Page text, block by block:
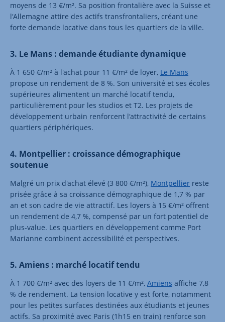
moyens de 13 €/m². Sa position frontalière avec la Suisse et
l'Allemagne attire des actifs transfrontaliers, créant une
forte demande locative dans tous les quartiers de la ville.
3. Le Mans : demande étudiante dynamique
À 1 650 €/m² à l'achat pour 11 €/m² de loyer, Le Mans
propose un rendement de 8 %. Son université et ses écoles
supérieures alimentent un marché locatif tendu,
particulièrement pour les studios et T2. Les projets de
développement urbain renforcent l'attractivité de certains
quartiers périphériques.
4. Montpellier : croissance démographique
soutenue
Malgré un prix d'achat élevé (3 800 €/m²), Montpellier reste
prisée grâce à sa croissance démographique de 1,7 % par
an et son cadre de vie attractif. Les loyers à 15 €/m² offrent
un rendement de 4,7 %, compensé par un fort potentiel de
plus-value. Les quartiers en développement comme Port
Marianne combinent accessibilité et perspectives.
5. Amiens : marché locatif tendu
À 1 700 €/m² avec des loyers de 11 €/m², Amiens affiche 7,8
% de rendement. La tension locative y est forte, notamment
pour les petites surfaces destinées aux étudiants et jeunes
actifs. Sa proximité avec Paris (1h15 en train) renforce son